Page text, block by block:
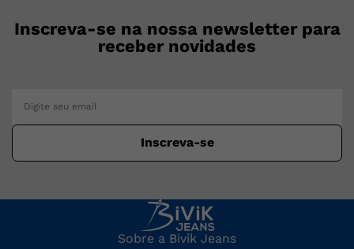
Inscreva-se na nossa newsletter para
receber novidades
Inscreva-se
Sobre a Bivik Jeans